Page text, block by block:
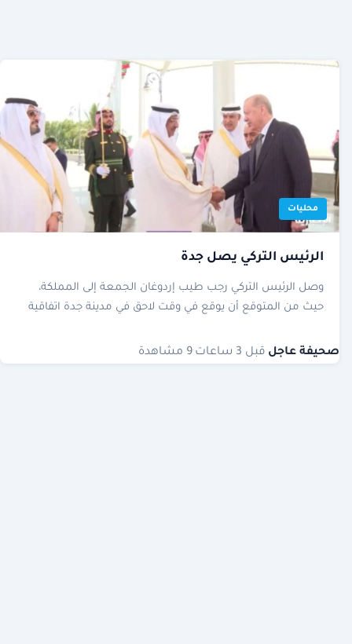
محليات
الرئيس التركي يصل جدة
وصل الرئيس التركي رجب طيب إردوغان الجمعة إلى المملكة،
حيث من المتوقع أن يوقع في وقت لاحق في مدينة جدة اتفاقية
صحيفة عاجل·قبل 3 ساعات ·9 مشاهدة